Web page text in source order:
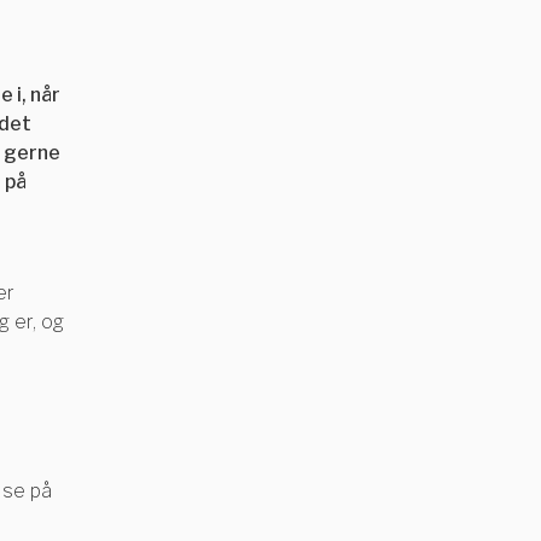
i, når
er, og
på